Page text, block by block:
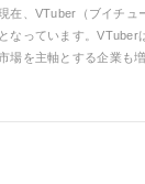
在、VTuber（ブイチュ
となっています。VTuber
場を主軸とする企業も